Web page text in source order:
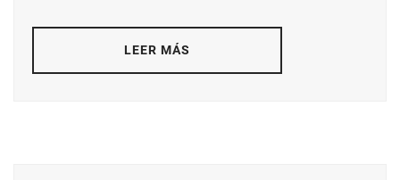
LEER MÁS